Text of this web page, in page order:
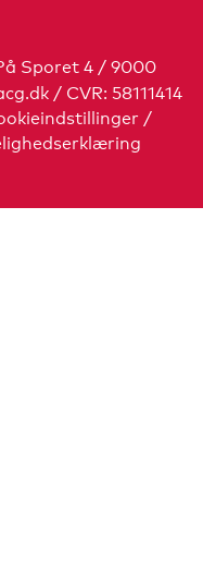
Sporet 4 / 9000
/ CVR: 58111414
/